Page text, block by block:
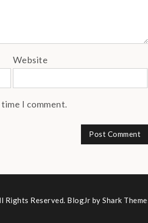
Website
I comment.
Reserved. BlogJr by Shark